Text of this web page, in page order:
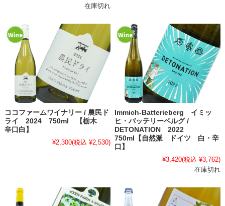
在庫切れ
ココファームワイナリー / 農民ド
ライ 2024 750ml 【栃木
辛口白】
¥2,300(税込 ¥2,530)
Immich-Batterieberg イミッ
ヒ・バッテリーベルグ /
DETONATION 2022
750ml【自然派 ドイツ 白・辛
口】
¥3,420(税込 ¥3,762)
在庫切れ